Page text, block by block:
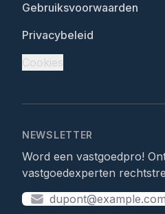
Gebruiksvoorwaarden
Privacybeleid
Cookies
NEWSLETTER
Word een vastgoedpro!
vastgoedexperten